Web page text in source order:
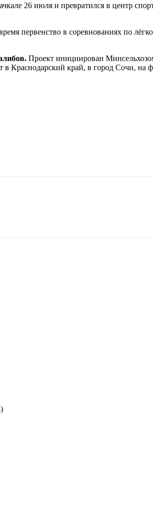
26 июля и превратился в центр
первенство в соревнованиях по
Проект инициирован
Краснодарский край, в город Сочи, на